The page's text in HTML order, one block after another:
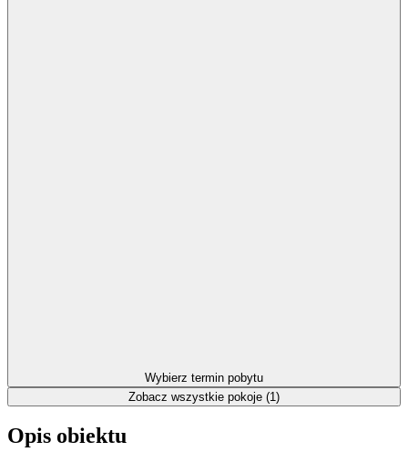
Opis obiektu
Wybierz termin pobytu
Zobacz wszystkie pokoje (1)